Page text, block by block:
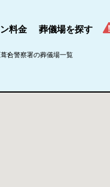
料金 葬儀場を探す
葺合警察署の葬儀場一覧